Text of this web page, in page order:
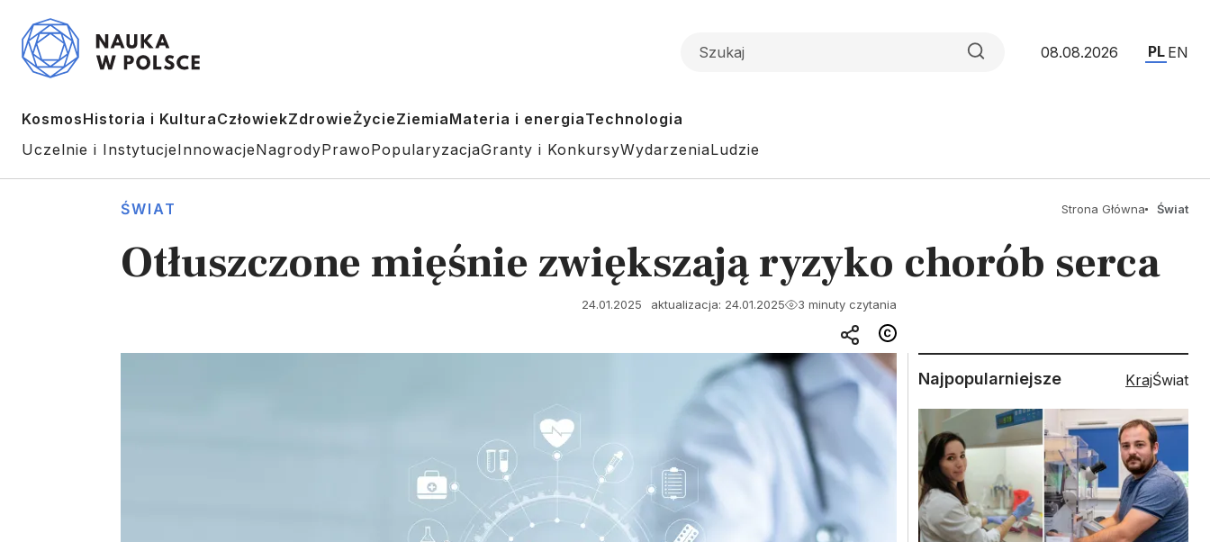
08.08.2026 PL EN
KosmosHistoria i KulturaCzłowiekZdrowieŻycieZiemiaMateria i energiaTechnologia
Uczelnie i InstytucjeInnowacjeNagrodyPrawoPopularyzacjaGranty i KonkursyWydarzeniaLudzie
ŚWIAT Strona Główna Świat
Otłuszczone mięśnie zwiększają ryzyko chorób serca
24.01.2025 aktualizacja: 24.01.2025 3 minuty czytania
Najpopularniejsze KrajŚwiat